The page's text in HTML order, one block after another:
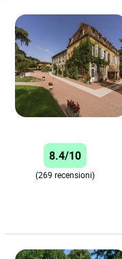
8.4/10
(269 recensioni)